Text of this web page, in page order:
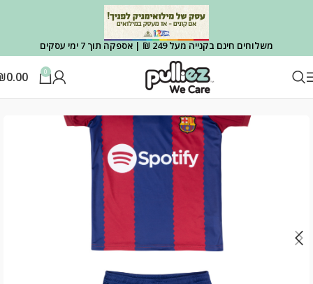
משלוחים חינם בקנייה מעל 249 ₪ | אספקה תוך 7 ימי עסקים
0
0.00
עמוד הבית OUTLET OUTLET הלבשה